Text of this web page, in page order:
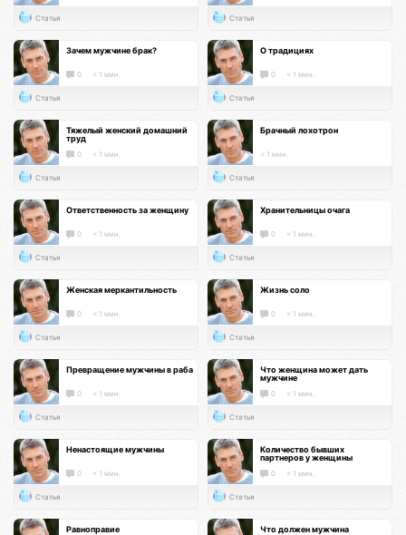
Статья Статья
Зачем мужчине брак?
0 < 1 мин.
Статья
О традициях
0 < 1 мин.
Статья
Тяжелый женский домашний
труд
0 < 1 мин.
Статья
Брачный лохотрон
< 1 мин.
Статья
Ответственность за женщину
0 < 1 мин.
Статья
Хранительницы очага
0 < 1 мин.
Статья
Женская меркантильность
0 < 1 мин.
Статья
Жизнь соло
0 < 1 мин.
Статья
Превращение мужчины в раба
0 < 1 мин.
Статья
Что женщина может дать
мужчине
0 < 1 мин.
Статья
Ненастоящие мужчины
0 < 1 мин.
Статья
Количество бывших
партнеров у женщины
0 < 1 мин.
Статья
Равноправие Что должен мужчина